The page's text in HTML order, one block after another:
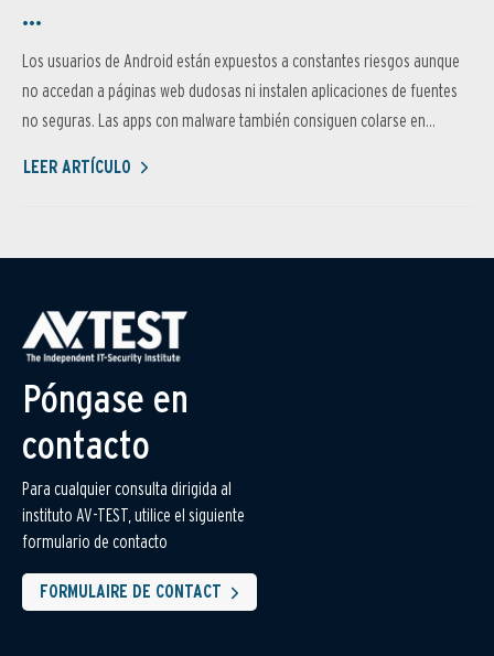
...
Los usuarios de Android están expuestos a constantes riesgos aunque
no accedan a páginas web dudosas ni instalen aplicaciones de fuentes
no seguras. Las apps con malware también consiguen colarse en...
LEER ARTÍCULO
Póngase en
contacto
Para cualquier consulta dirigida al
instituto AV-TEST, utilice el siguiente
formulario de contacto
FORMULAIRE DE CONTACT